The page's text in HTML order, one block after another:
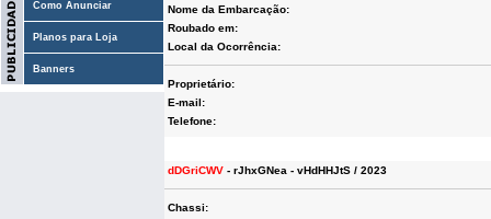
Como Anunciar
Planos para Loja
Banners
Nome da Embarcação:
Roubado em:
Local da Ocorrência:
Proprietário:
E-mail:
Telefone:
dDGriCWV - rJhxGNea - vHdHHJtS / 2023
Chassi: